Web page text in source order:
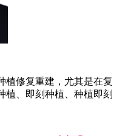
植修复重建，尤其是在复
植、即刻种植、种植即刻